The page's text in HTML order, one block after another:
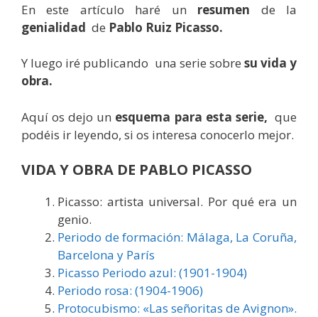
En este artículo haré un resumen de la
genialidad de Pablo Ruiz Picasso.
Y luego iré publicando una serie sobre su vida y
obra.
Aquí os dejo un esquema para esta serie, que
podéis ir leyendo, si os interesa conocerlo mejor.
VIDA Y OBRA DE PABLO PICASSO
Picasso: artista universal. Por qué era un
genio.
Periodo de formación: Málaga, La Coruña,
Barcelona y París
Picasso Periodo azul: (1901-1904)
Periodo rosa: (1904-1906)
Protocubismo: «Las señoritas de Avignon».